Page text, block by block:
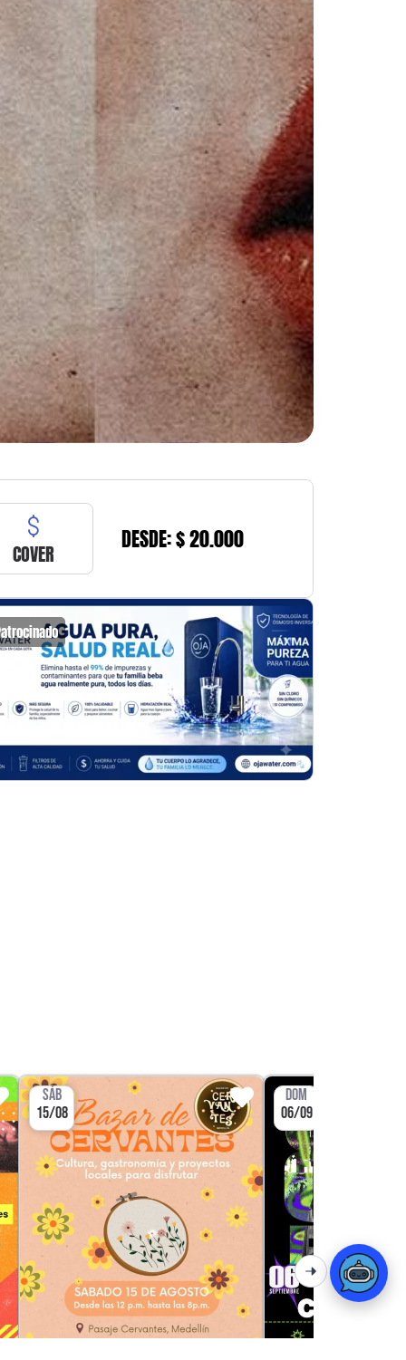
COVER
DESDE: $ 20.000
SÁB
15/08
DOM
06/09